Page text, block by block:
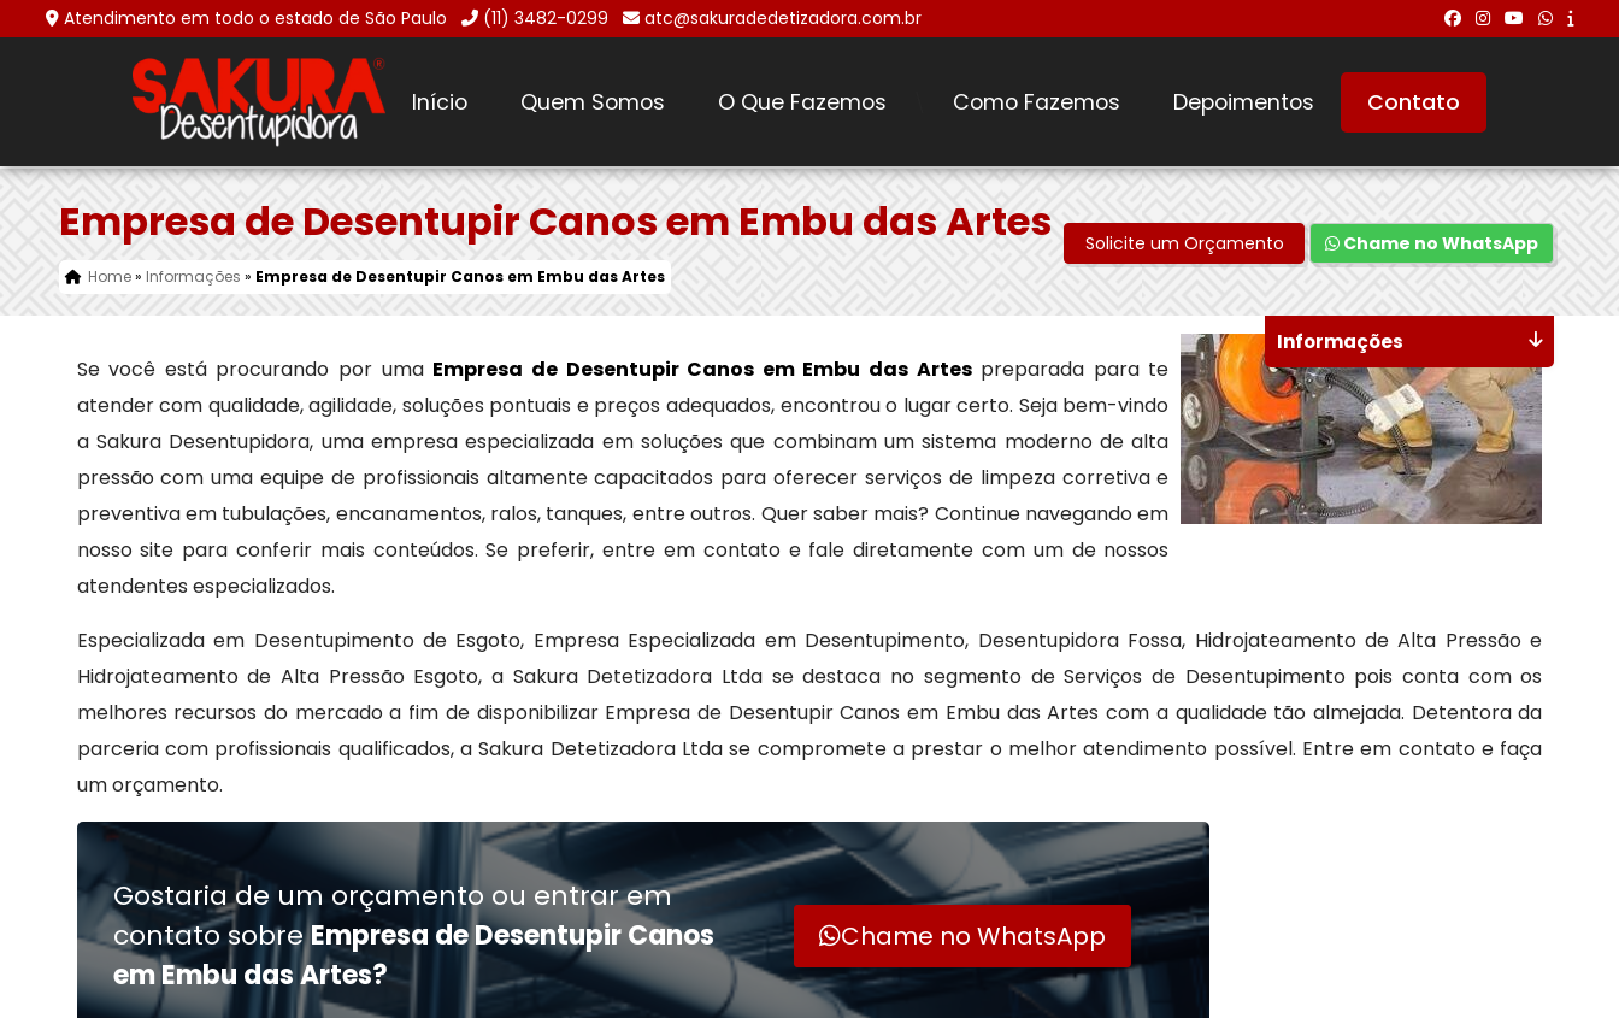
Atendimento em todo o estado de São Paulo (11) 3482-0299 atc@sakuradedetizadora.com.br
Início Quem Somos O Que Fazemos Como Fazemos Depoimentos Contato
Empresa de Desentupir Canos em Embu das Artes
Home» Informações » Empresa de Desentupir Canos em Embu das Artes
Solicite um Orçamento Chame no WhatsApp
Se você está procurando por uma Empresa de Desentupir Canos em Embu das Artespreparada para te
atender com qualidade, agilidade, soluções pontuais e preços adequados, encontrou o lugar certo. Seja bem-vindo
a Sakura Desentupidora, uma empresa especializada em soluções que combinam um sistema moderno de alta
pressão com uma equipe de profissionais altamente capacitados para oferecer serviços de limpeza corretiva e
preventiva em tubulações, encanamentos, ralos, tanques, entre outros. Quer saber mais? Continue navegando em
nosso site para conferir mais conteúdos. Se preferir, entre em contato e fale diretamente com um de nossos
atendentes especializados.
Especializada em Desentupimento de Esgoto, Empresa Especializada em Desentupimento, Desentupidora Fossa, Hidrojateamento de Alta Pressão e
Hidrojateamento de Alta Pressão Esgoto, a Sakura Detetizadora Ltda se destaca no segmento de Serviços de Desentupimento pois conta com os
melhores recursos do mercado a fim de disponibilizar Empresa de Desentupir Canos em Embu das Artes com a qualidade tão almejada. Detentora da
parceria com profissionais qualificados, a Sakura Detetizadora Ltda se compromete a prestar o melhor atendimento possível. Entre em contato e faça
um orçamento.
Gostaria de um orçamento ou entrar em
contato sobreEmpresa de Desentupir Canos
em Embu das Artes?
Chame no WhatsApp
Informações